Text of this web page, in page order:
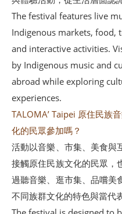
The festival features live
Indigenous markets, food,
and interactive activities.
by Indigenous music and
abroad while exploring
experiences.
TALOMA’ Taipei 原住民族
化的民眾參加嗎？
活動以音樂、市集、美食與
接觸原住民族文化的民眾，
過聽音樂、逛市集、品嚐美
不同族群文化的特色與當代